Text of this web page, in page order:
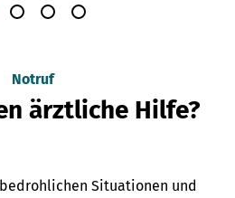
Notruf
ärztliche Hilfe?
Situationen und